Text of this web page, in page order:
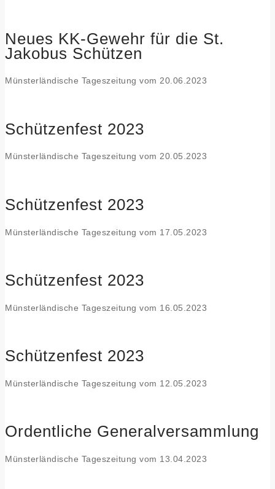
Neues KK-Gewehr für die St.
Jakobus Schützen
Münsterländische Tageszeitung vom 20.06.2023
Schützenfest 2023
Münsterländische Tageszeitung vom 20.05.2023
Schützenfest 2023
Münsterländische Tageszeitung vom 17.05.2023
Schützenfest 2023
Münsterländische Tageszeitung vom 16.05.2023
Schützenfest 2023
Münsterländische Tageszeitung vom 12.05.2023
Ordentliche Generalversammlung
Münsterländische Tageszeitung vom 13.04.2023